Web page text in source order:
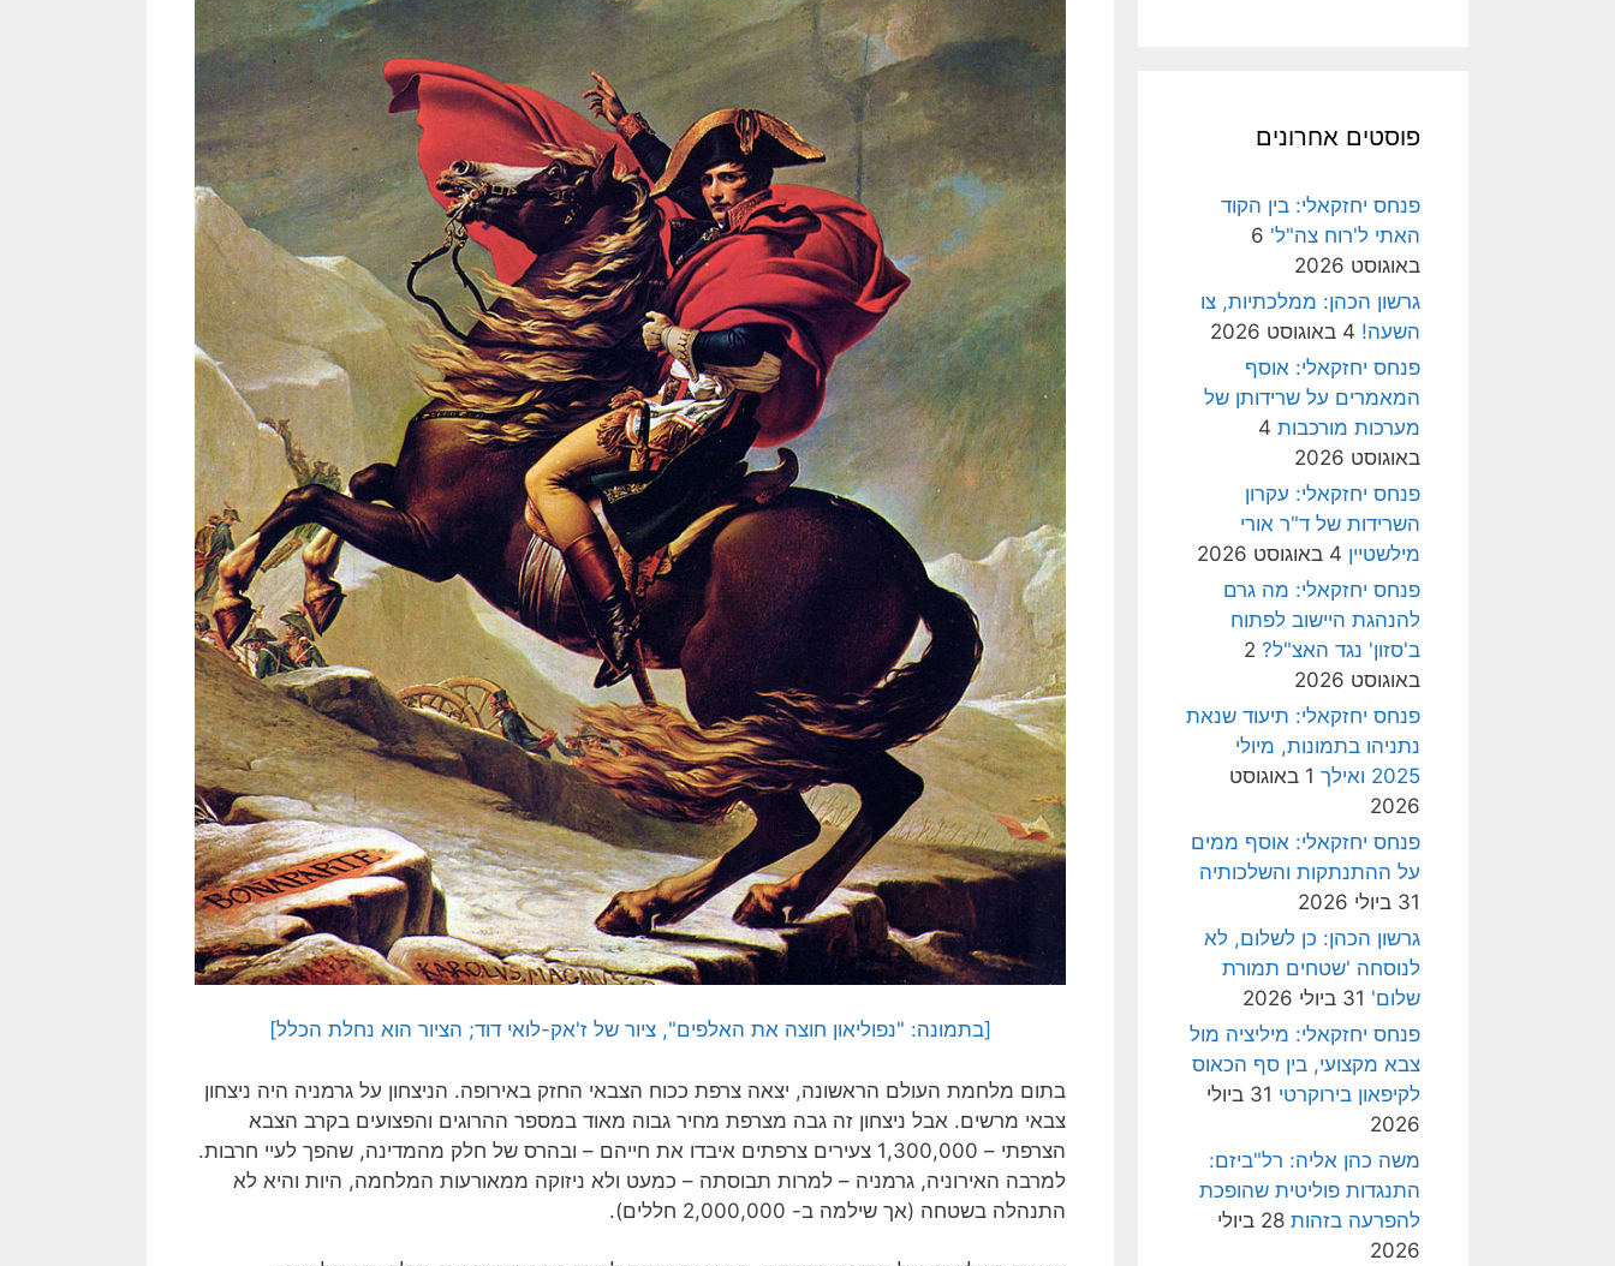
[בתמונה: "נפוליאון חוצה את האלפים", ציור של ז'אק-לואי דוד; הציור הוא נחלת הכלל]
בתום מלחמת העולם הראשונה, יצאה צרפת ככוח הצבאי החזק באירופה. הניצחון על גרמניה היה ניצחון
צבאי מרשים. אבל ניצחון זה גבה מצרפת מחיר גבוה מאוד במספר ההרוגים והפצועים בקרב הצבא
הצרפתי – 1,300,000 צעירים צרפתים איבדו את חייהם – ובהרס של חלק מהמדינה, שהפך לעיי חרבות.
למרבה האירוניה, גרמניה – למרות תבוסתה – כמעט ולא ניזוקה ממאורעות המלחמה, היות והיא לא
התנהלה בשטחה (אך שילמה ב- 2,000,000 חללים).
פוסטים אחרונים
פנחס יחזקאלי: בין הקוד
האתי ל'רוח צה"ל' 6
באוגוסט 2026
גרשון הכהן: ממלכתיות, צו
השעה! 4 באוגוסט 2026
פנחס יחזקאלי: אוסף
המאמרים על שרידותן של
מערכות מורכבות 4
באוגוסט 2026
פנחס יחזקאלי: עקרון
השרידות של ד"ר אורי
מילשטיין 4 באוגוסט 2026
פנחס יחזקאלי: מה גרם
להנהגת היישוב לפתוח
ב'סזון' נגד האצ"ל? 2
באוגוסט 2026
פנחס יחזקאלי: תיעוד שנאת
נתניהו בתמונות, מיולי
2025 ואילך
1 באוגוסט
2026
פנחס יחזקאלי: אוסף ממים
על ההתנתקות והשלכותיה
31 ביולי 2026
גרשון הכהן: כן לשלום, לא
לנוסחה 'שטחים תמורת
שלום' 31 ביולי 2026
פנחס יחזקאלי: מיליציה מול
צבא מקצועי, בין סף הכאוס
לקיפאון בירוקרטי
31 ביולי
2026
משה כהן אליה: רל"ביזם:
התנגדות פוליטית שהופכת
להפרעה בזהות
28 ביולי
2026